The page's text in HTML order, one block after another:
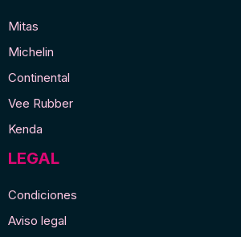
Mitas
Michelin
Continental
Vee Rubber
Kenda
LEGAL
Condiciones
Aviso legal